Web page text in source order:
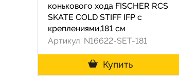
конькового хода FISCHER RCS
SKATE COLD STIFF IFP с
креплениями,181 см
Артикул: N16622-SET-181
Купить